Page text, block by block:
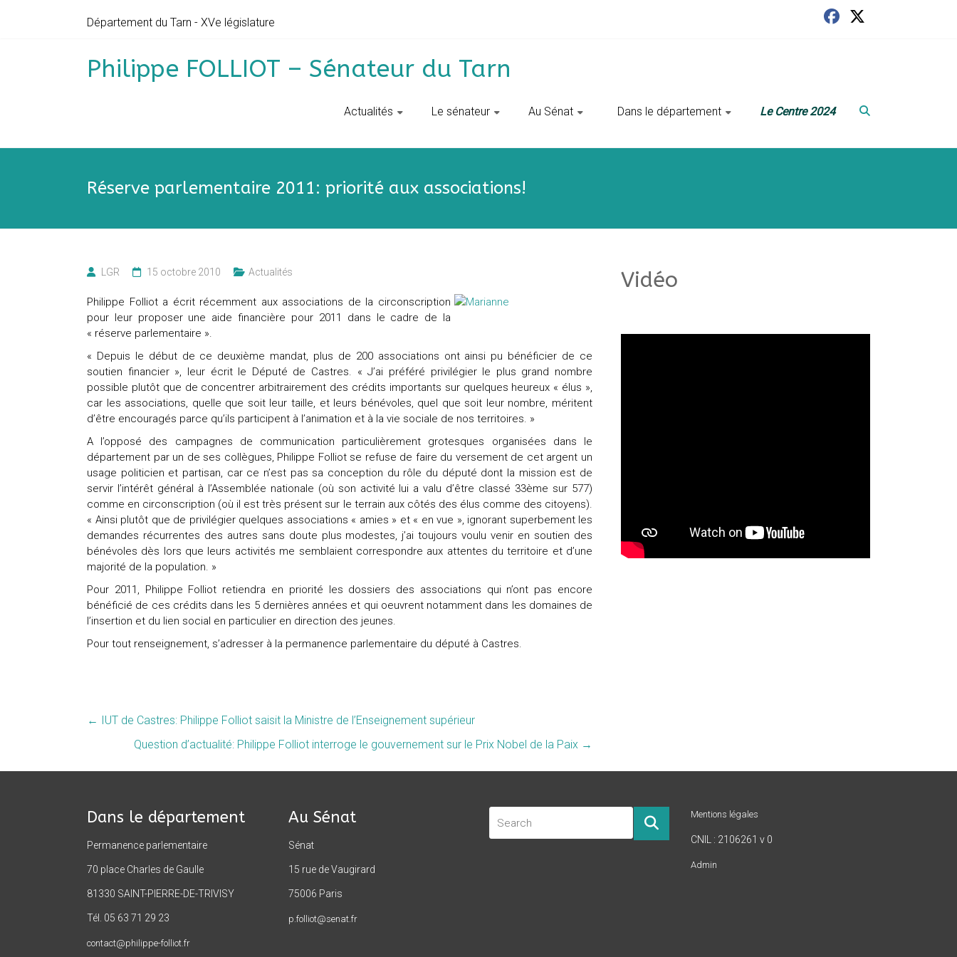
Département du Tarn - XVe législature
Philippe FOLLIOT – Sénateur du Tarn
Actualités Le sénateur Au Sénat ‎ ‎ Dans le département Le Centre 2024
Réserve parlementaire 2011: priorité aux associations!
LGR 15 octobre 2010 Actualités
Philippe Folliot a écrit récemment aux associations de la circonscription
pour leur proposer une aide financière pour 2011 dans le cadre de la
« réserve parlementaire ».
« Depuis le début de ce deuxième mandat, plus de 200 associations ont ainsi pu bénéficier de ce
soutien financier », leur écrit le Député de Castres. « J’ai préféré privilégier le plus grand nombre
possible plutôt que de concentrer arbitrairement des crédits importants sur quelques heureux « élus »,
car les associations, quelle que soit leur taille, et leurs bénévoles, quel que soit leur nombre, méritent
d’être encouragés parce qu’ils participent à l’animation et à la vie sociale de nos territoires. »
A l’opposé des campagnes de communication particulièrement grotesques organisées dans le
département par un de ses collègues, Philippe Folliot se refuse de faire du versement de cet argent un
usage politicien et partisan, car ce n’est pas sa conception du rôle du député dont la mission est de
servir l’intérêt général à l’Assemblée nationale (où son activité lui a valu d’être classé 33ème sur 577)
comme en circonscription (où il est très présent sur le terrain aux côtés des élus comme des citoyens).
« Ainsi plutôt que de privilégier quelques associations « amies » et « en vue », ignorant superbement les
demandes récurrentes des autres sans doute plus modestes, j’ai toujours voulu venir en soutien des
bénévoles dès lors que leurs activités me semblaient correspondre aux attentes du territoire et d’une
majorité de la population. »
Pour 2011, Philippe Folliot retiendra en priorité les dossiers des associations qui n’ont pas encore
bénéficié de ces crédits dans les 5 dernières années et qui oeuvrent notamment dans les domaines de
l’insertion et du lien social en particulier en direction des jeunes.
Pour tout renseignement, s’adresser à la permanence parlementaire du député à Castres.
← IUT de Castres: Philippe Folliot saisit la Ministre de l’Enseignement supérieur
Question d’actualité: Philippe Folliot interroge le gouvernement sur le Prix Nobel de la Paix →
Vidéo
Dans le département
Permanence parlementaire
70 place Charles de Gaulle
81330 SAINT-PIERRE-DE-TRIVISY
Tél. 05 63 71 29 23
contact@philippe-folliot.fr
Au Sénat
Sénat
15 rue de Vaugirard
75006 Paris
p.folliot@senat.fr
Mentions légales
CNIL : 2106261 v 0
Admin